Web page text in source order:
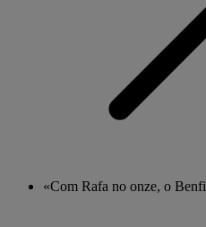
«Com Rafa no onze, o